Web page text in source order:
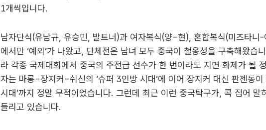
1개씩입니다.
남자단식(유남규, 유승민, 발트너)과 여자복식(양-현), 혼합복식(미즈타니
에서만 ‘예외’가 나왔고, 단체전은 남녀 모두 중국이 철옹성을 구축해왔습
라 각종 국제대회에서 중국의 주전급 선수가 한 번이라도 지면 화제가 될
자는 마롱-장지커-쉬신의 ‘슈퍼 3인방 시대’에 이어 장지커 대신 판젠동이
시대’까지 정말 무적이었습니다. 그런데 최근 이런 중국탁구가, 콕 집어 말
들리고 있습니다.